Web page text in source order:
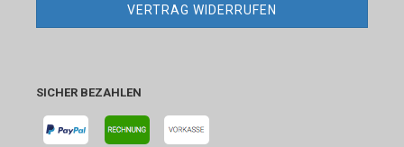
VERTRAG WIDERRUFEN
SICHER BEZAHLEN